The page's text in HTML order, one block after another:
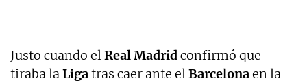
Justo cuando elReal Madridconfirmó que
tiraba laLigatras caer ante elBarcelonaen la